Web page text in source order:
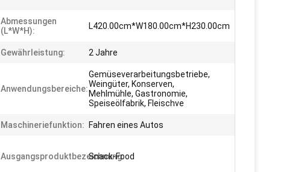
Abmessungen
(L*W*H):
L420.00cm*W180.00cm*H230.00cm
Gewährleistung: 2 Jahre
Anwendungsbereiche:
Gemüseverarbeitungsbetriebe,
Weingüter, Konserven,
Mehlmühle, Gastronomie,
Speiseölfabrik, Fleischve
Maschineriefunktion: Fahren eines Autos
Ausgangsproduktbezeichnung:
Snack-Food